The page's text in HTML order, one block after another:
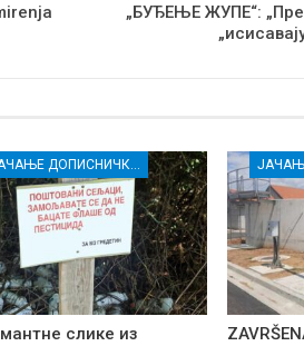
„БУЂЕЊЕ ЖУПЕ“:
ЈАЧАЊЕ ДОПИСНИЧКЕ МРЕЖЕ НЕЗАВИСНИХ МЕДИЈА У РАСИНСКОМ ОКРУГУ
слике из